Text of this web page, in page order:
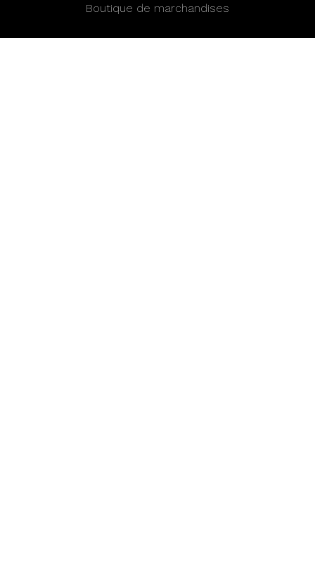
Boutique de marchandises